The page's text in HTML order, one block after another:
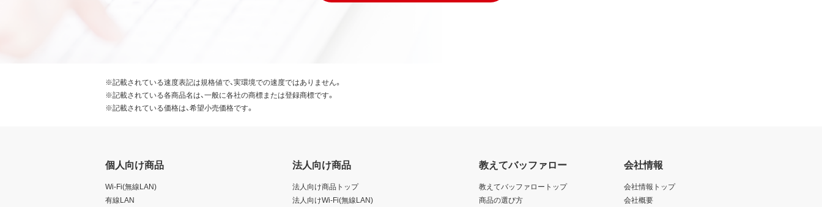
※記載されている速度表記は規格値で、実環境での速度ではありません。
※記載されている各商品名は、一般に各社の商標または登録商標です。
※記載されている価格は、希望小売価格です。
個人向け商品
Wi-Fi(無線LAN)
有線LAN
法人向け商品
法人向け商品トップ
法人向けWi-Fi(無線LAN)
教えてバッファロー
教えてバッファロートップ
商品の選び方
会社情報
会社情報トップ
会社概要